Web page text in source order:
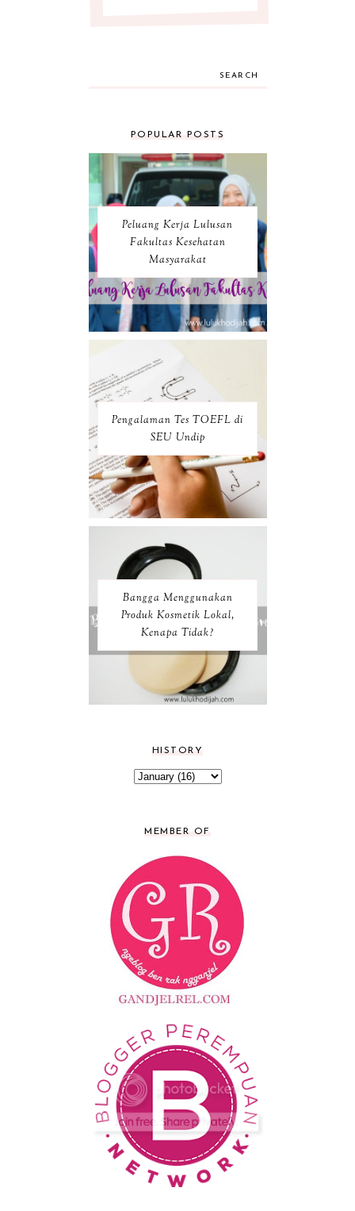
SEARCH
POPULAR POSTS
Peluang Kerja Lulusan
Fakultas Kesehatan
Masyarakat
Pengalaman Tes TOEFL di
SEU Undip
Bangga Menggunakan
Produk Kosmetik Lokal,
Kenapa Tidak?
HISTORY
MEMBER OF